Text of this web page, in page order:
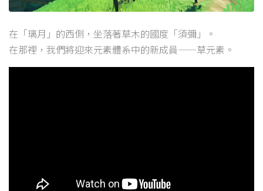
在「璃月」的西側，坐落著草木的國度「須彌」。
在那裡，我們將迎來元素體系中的新成員——草元素。